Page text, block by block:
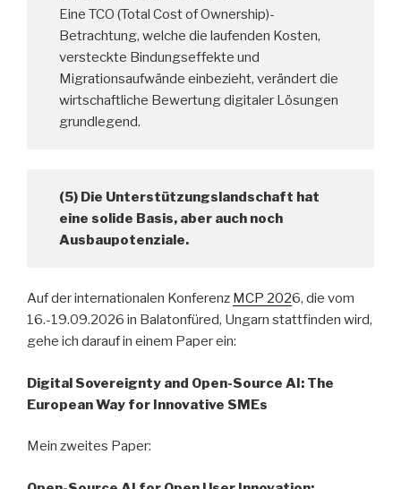
Eine TCO (Total Cost of Ownership)-
Betrachtung, welche die laufenden Kosten,
versteckte Bindungseffekte und
Migrationsaufwände einbezieht, verändert die
wirtschaftliche Bewertung digitaler Lösungen
grundlegend.
(5) Die Unterstützungslandschaft hat
eine solide Basis, aber auch noch
Ausbaupotenziale.
Auf der internationalen Konferenz MCP 2026, die vom
16.-19.09.2026 in Balatonfüred, Ungarn stattfinden wird,
gehe ich darauf in einem Paper ein:
Digital Sovereignty and Open-Source AI: The
European Way for Innovative SMEs
Mein zweites Paper: